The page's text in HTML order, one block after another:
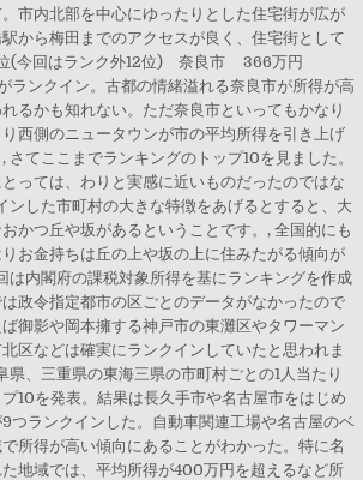
市内北部を中心にゆったりとした住宅街が広が
から梅田までのアクセスが良く、住宅街として
位(今回はランク外12位) 奈良市 366万円
ランクイン。古都の情緒溢れる奈良市が所得が高
るかも知れない。ただ奈良市といってもかなり
西側のニュータウンが市の平均所得を引き上げ
さてここまでランキングのトップ10を見ました。
っては、わりと実感に近いものだったのではな
ンした市町村の大きな特徴をあげるとすると、大
かつ丘や坂があるということです。, 全国的にも
お金持ちは丘の上や坂の上に住みたがる傾向が
内閣府の課税対象所得を基にランキングを作成
政令指定都市の区ごとのデータがなかったので
御影や岡本擁する神戸市の東灘区やタワーマン
区などは確実にランクインしていたと思われま
県、三重県の東海三県の市町村ごとの1人当たり
10を発表。結果は長久手市や名古屋市をはじめ
つランクインした。自動車関連工場や名古屋のベ
所得が高い傾向にあることがわかった。特に名
地域では、平均所得が400万円を超えるなど所